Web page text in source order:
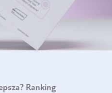
Ranking